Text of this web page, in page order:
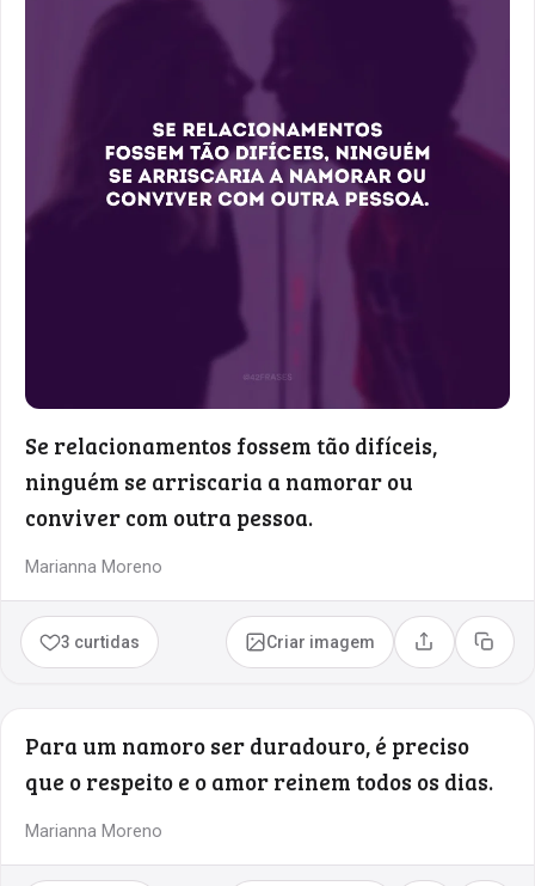
Se relacionamentos fossem tão difíceis,
ninguém se arriscaria a namorar ou
conviver com outra pessoa.
Marianna Moreno
3 curtidas Criar imagem Compartilhar
Copiar
Para um namoro ser duradouro, é preciso
que o respeito e o amor reinem todos os dias.
Marianna Moreno